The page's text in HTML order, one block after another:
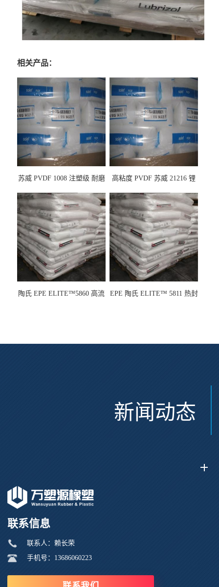
相关产品：
苏威 PVDF 1008 注塑级 耐磨
龙
高粘度 PVDF 苏威 21216 锂
陶氏 EPE ELITE™5860 高流
EPE 陶氏 ELITE™ 5811 热封
新闻动态
联系信息
联系人：赖长荣
手机号：13686060223